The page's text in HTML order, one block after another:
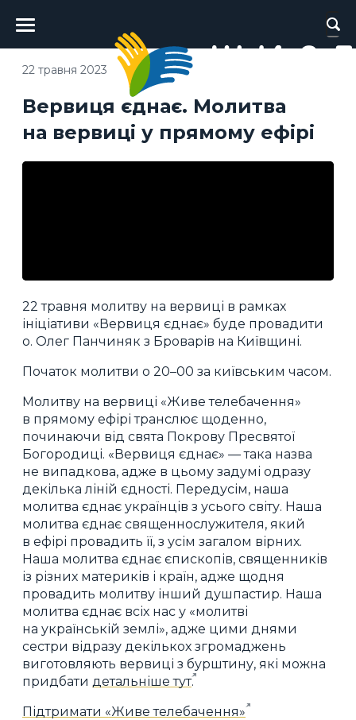
Головне
меню
Вервиця єднає. Молитва
на вервиці у прямому ефірі
22 травня 2023
22 травня молитву на вервиці в рамках
ініціативи «Вервиця єднає» буде провадити
о. Олег Панчиняк з Броварів на Київщині.
Початок молитви о 20–00 за київським часом.
Молитву на вервиці «Живе телебачення»
в прямому ефірі транслює щоденно,
починаючи від свята Покрову Пресвятої
Богородиці. «Вервиця єднає» — така назва
не випадкова, адже в цьому задумі одразу
декілька ліній єдності. Передусім, наша
молитва єднає українців з усього світу. Наша
молитва єднає священнослужителя, який
в ефірі провадить її, з усім загалом вірних.
Наша молитва єднає єпископів, священників
із різних материків і країн, адже щодня
провадить молитву інший душпастир. Наша
молитва єднає всіх нас у «молитві
на українській землі», адже цими днями
сестри відразу декількох згромаджень
виготовляють вервиці з бурштину, які можна
придбати детальніше тут.
Підтримати «Живе телебачення»